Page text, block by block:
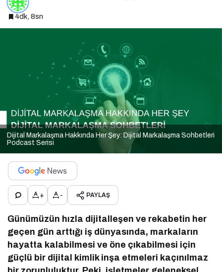
4dk, 8sn
Dijital Markalaşma Hakkında Her Şey: Dijital Markalaşma Sohbetleri
Podcast Serisi
+ - PAYLAŞ
Günümüzün hızla dijitalleşen ve rekabetin her
geçen gün arttığı iş dünyasında, markaların
hayatta kalabilmesi ve öne çıkabilmesi için
güçlü bir dijital kimlik inşa etmeleri kaçınılmaz